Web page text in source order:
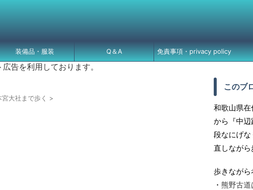
装備品・服装 Q＆A 免責事項・privacy policy
告を利用しております。
大社まで歩く >
このブ
和歌山県
から『中
段なにげ
直しなが
歩きなが
・ 熊野古道